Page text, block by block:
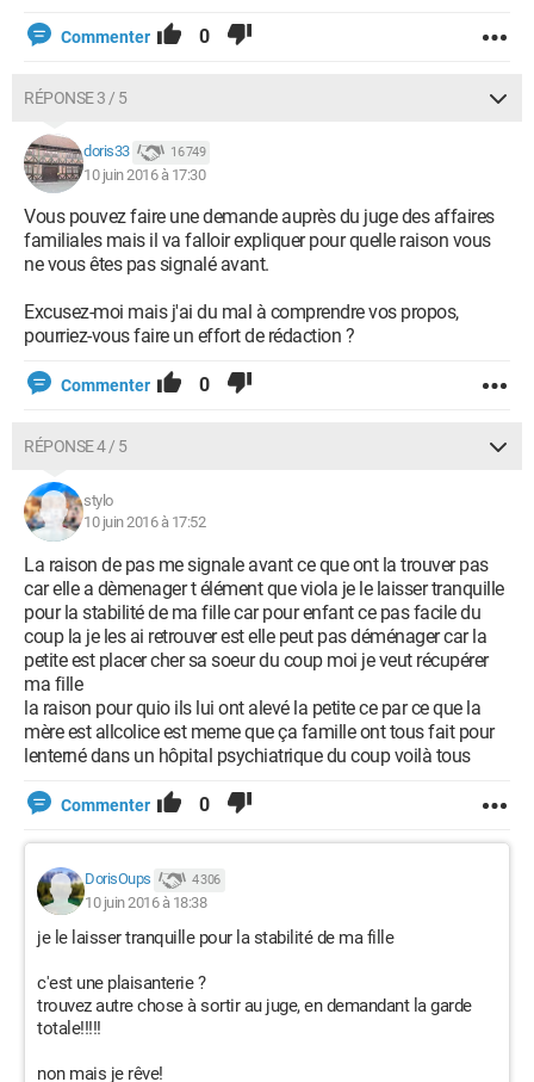
Commenter 0
RÉPONSE 3 / 5
doris33 16 749
10 juin 2016 à 17:30
Vous pouvez faire une demande auprès du juge des affaires
familiales mais il va falloir expliquer pour quelle raison vous
ne vous êtes pas signalé avant.
Excusez-moi mais j'ai du mal à comprendre vos propos,
pourriez-vous faire un effort de rédaction ?
Commenter 0
RÉPONSE 4 / 5
stylo
10 juin 2016 à 17:52
La raison de pas me signale avant ce que ont la trouver pas
car elle a dèmenager t élément que viola je le laisser tranquille
pour la stabilité de ma fille car pour enfant ce pas facile du
coup la je les ai retrouver est elle peut pas déménager car la
petite est placer cher sa soeur du coup moi je veut récupérer
ma fille
la raison pour quio ils lui ont alevé la petite ce par ce que la
mère est allcolice est meme que ça famille ont tous fait pour
lenterné dans un hôpital psychiatrique du coup voilà tous
Commenter 0
DorisOups 4 306
10 juin 2016 à 18:38
je le laisser tranquille pour la stabilité de ma fille
c'est une plaisanterie ?
trouvez autre chose à sortir au juge, en demandant la garde
totale!!!!!
non mais je rêve!